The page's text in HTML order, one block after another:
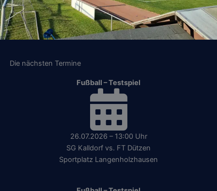
Die nächsten Termine
Fußball – Testspiel
26.07.2026 – 13:00 Uhr
SG Kalldorf vs. FT Dützen
Sportplatz Langenholzhausen